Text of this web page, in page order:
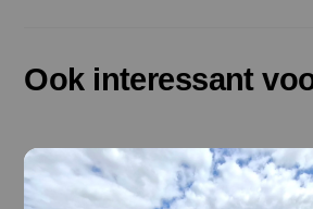
Ook interessant